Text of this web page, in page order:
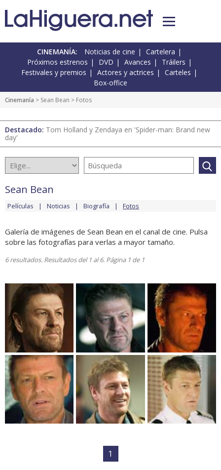
CINEMANÍA: Noticias de cine
Cartelera
Próximos estrenos
DVD Avances
Tráilers
Festivales y premios
Actores y actrices
Carteles
Box-office
Cinemanía > Sean Bean > Fotos
Destacado: Tom Holland y Zendaya en 'Spider-man: Brand new
day'
Sean Bean
Películas Noticias Biografía Fotos
Galería de imágenes de Sean Bean en el canal de cine. Pulsa
sobre las fotografías para verlas a mayor tamaño.
6 resultados. Resultados del 1 al 6. Página 1 de 1
1